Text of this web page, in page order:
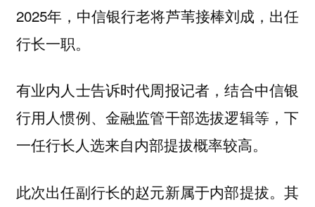
2025年，中信银行老将芦苇接棒刘成，出任
行长一职。
有业内人士告诉时代周报记者，结合中信银
行用人惯例、金融监管干部选拔逻辑等，下
一任行长人选来自内部提拔概率较高。
此次出任副行长的赵元新属于内部提拔。其